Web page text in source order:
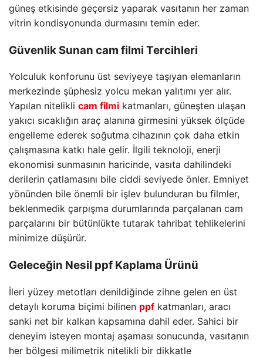
güneş etkisinde geçersiz yaparak vasıtanın her zaman
vitrin kondisyonunda durmasını temin eder.
Güvenlik Sunan cam filmi Tercihleri
Yolculuk konforunu üst seviyeye taşıyan elemanların
merkezinde şüphesiz yolcu mekan yalıtımı yer alır.
Yapılan nitelikli cam filmi katmanları, güneşten ulaşan
yakıcı sıcaklığın araç alanına girmesini yüksek ölçüde
engelleme ederek soğutma cihazının çok daha etkin
çalışmasına katkı hale gelir. İlgili teknoloji, enerji
ekonomisi sunmasının haricinde, vasıta dahilindeki
derilerin çatlamasını bile ciddi seviyede önler. Emniyet
yönünden bile önemli bir işlev bulunduran bu filmler,
beklenmedik çarpışma durumlarında parçalanan cam
parçalarını bir bütünlükte tutarak tahribat tehlikelerini
minimize düşürür.
Geleceğin Nesil ppf Kaplama Ürünü
İleri yüzey metotları denildiğinde zihne gelen en üst
detaylı koruma biçimi bilinen ppf katmanları, aracı
sanki net bir kalkan kapsamına dahil eder. Sahici bir
deneyim isteyen montaj aşaması sonucunda, vasıtanın
her bölgesi milimetrik nitelikli bir dikkatle